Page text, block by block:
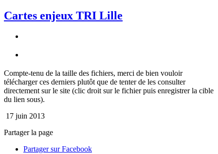
Cartes enjeux TRI Lille
Compte-tenu de la taille des fichiers, merci de bien vouloir
télécharger ces derniers plutôt que de tenter de les consulter
directement sur le site (clic droit sur le fichier puis enregistrer la cible
du lien sous).
17 juin 2013
Partager la page
Partager sur Facebook